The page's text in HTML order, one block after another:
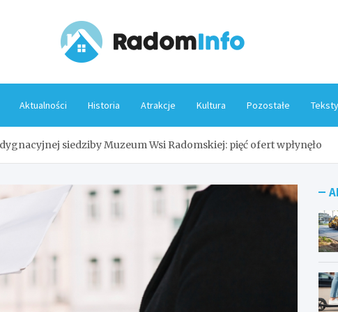
Aktualności Historia Atrakcje Kultura Pozostałe Teksty
siedziby Muzeum Wsi Radomskiej: pięć ofert wpłynęło